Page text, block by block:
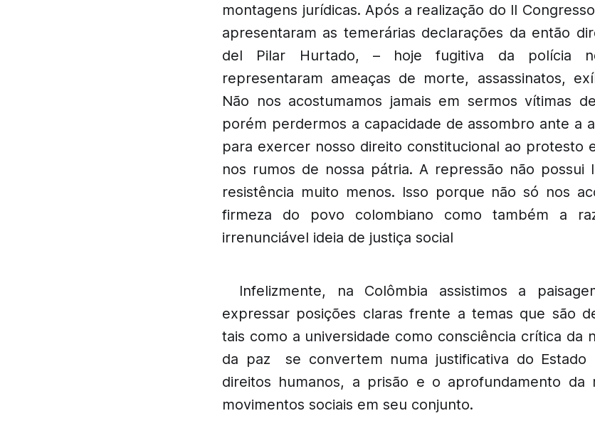
montagens jurídicas. Após a realização do II
apresentaram as temerárias declarações da então
del Pilar Hurtado, – hoje fugitiva da polícia
representaram ameaças de morte, assassinatos,
Não nos acostumamos jamais em sermos vítimas
porém perdermos a capacidade de assombro ante a
para exercer nosso direito constitucional ao protesto
nos rumos de nossa pátria. A repressão não possui
resistência muito menos. Isso porque não só nos
firmeza do povo colombiano como também a
irrenunciável ideia de justiça social
Infelizmente, na Colômbia assistimos a
expressar posições claras frente a temas que são
tais como a universidade como consciência crítica da
da paz se convertem numa justificativa do Estado
direitos humanos, a prisão e o aprofundamento da
movimentos sociais em seu conjunto.